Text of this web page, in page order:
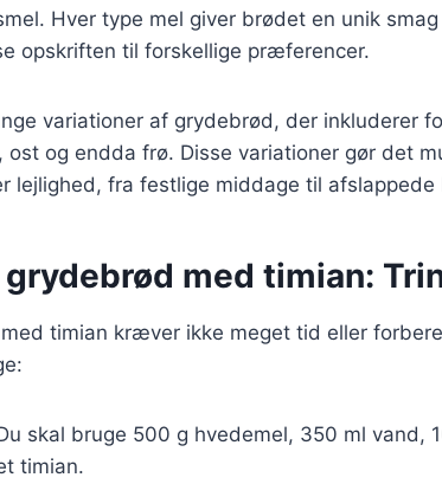
Hver type mel giver brødet en unik
opskriften til forskellige præferencer.
variationer af grydebrød, der inkluderer
ost og endda frø. Disse variationer gør det
lejlighed, fra festlige middage til afslappede
med timian:
timian kræver ikke meget tid eller
skal bruge 500 g hvedemel, 350 ml vand,
timian.